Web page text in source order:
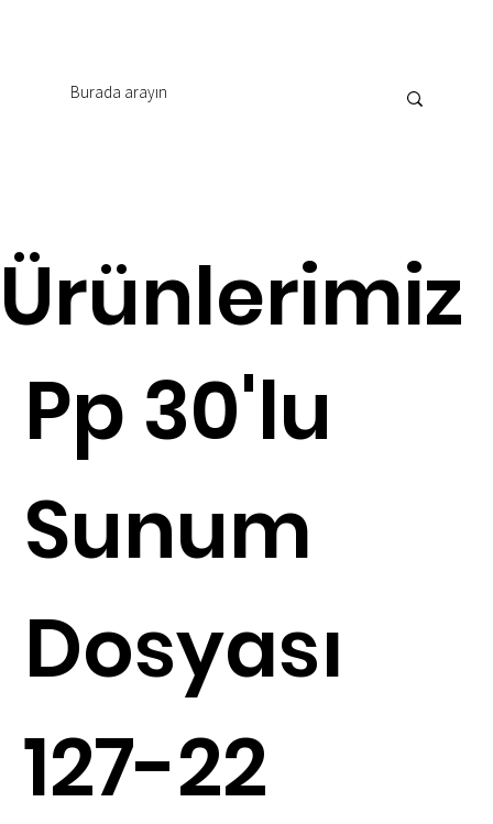
Ürünlerimiz
Pp 30'lu
Sunum
Dosyası
127-22